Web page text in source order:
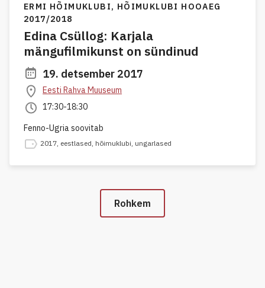
ERMI HÕIMUKLUBI, HÕIMUKLUBI HOOAEG
2017/2018
Edina Csüllog: Karjala
mängufilmikunst on sündinud
19. detsember 2017
Eesti Rahva Muuseum
17:30-18:30
Fenno-Ugria soovitab
2017 eestlased hõimuklubi ungarlased
Rohkem